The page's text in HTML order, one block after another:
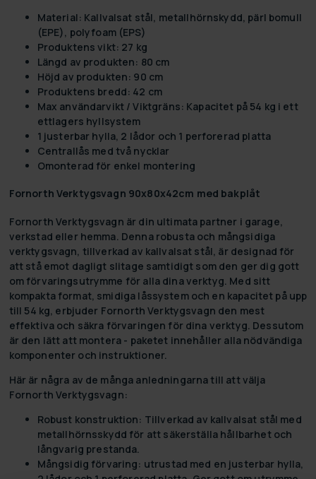
Material: Kallvalsat stål, metallhörnskydd, pärl bomull
(EPE), polyfoam (EPS)
Produktens vikt: 27 kg
Längd av produkten: 80 cm
Höjd av produkten: 90 cm
Produktens bredd: 42 cm
Max användarvikt / Viktgräns: Kapacitet på 54 kg i ett
ettlagers hyllsystem
1 justerbar hylla, 2 lådor och 1 perforerad platta
Centrallås med två nycklar
Omonterad för enkel montering
Fornorth Verktygsvagn 90x80x42cm med bakplåt
Fornorth Verktygsvagn är din ultimata partner i garage,
verkstad eller hemma. Denna robusta och mångsidiga
verktygsvagn, tillverkad av kallvalsat stål, är designad för
att stå emot dagligt slitage samtidigt som den ger dig gott
om förvaringsutrymme för alla dina verktyg. Med sitt
kompakta format, smidiga låssystem och en kapacitet på upp
till 54 kg, erbjuder Fornorth Verktygsvagn den mest
effektiva och säkra förvaringen för dina verktyg. Dessutom
är den lätt att montera - paketet innehåller alla nödvändiga
komponenter och instruktioner.
Här är några av de många anledningarna till att välja
Fornorth Verktygsvagn:
Robust konstruktion: Tillverkad av kallvalsat stål med
metallhörnsskydd för att säkerställa hållbarhet och
långvarig prestanda.
Mångsidig förvaring: utrustad med en justerbar hylla,